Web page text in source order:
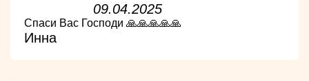
09.04.2025
Спаси Вас Господи 🙏🙏🙏🙏🙏
Инна